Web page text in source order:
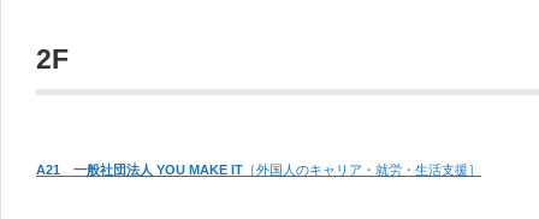
2F
A21 一般社団法人 YOU MAKE IT ［外国人のキャリア・就労・生活支援］